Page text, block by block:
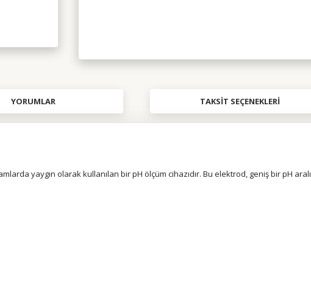
YORUMLAR TAKSIT SEÇENEKLERI
yaygın olarak kullanılan bir pH ölçüm cihazıdır. Bu elektrod, geniş bir pH